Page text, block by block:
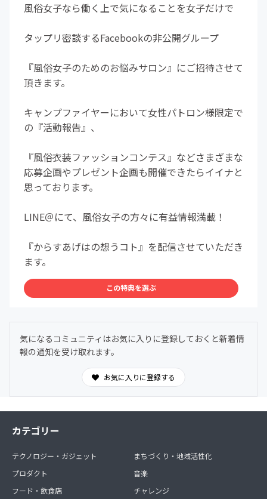
風俗女子なら働く上で気になることを女子だけで
タップリ密談するFacebookの非公開グループ
『風俗女子のためのお悩みサロン』にご招待させて
頂きます。
キャンプファイヤーにおいて女性パトロン様限定で
の『活動報告』、
『風俗衣装ファッションコンテス』などさまざまな
応募企画やプレゼント企画も開催できたらイイナと
思っております。
LINE＠にて、風俗女子の方々に有益情報満載！
『からすあげはの想うコト』を配信させていただき
ます。
この特典を選ぶ
気になるコミュニティはお気に入りに登録しておくと新着情
報の通知を受け取れます。
お気に入りに登録する
カテゴリー
テクノロジー・ガジェット
プロダクト
フード・飲食店
まちづくり・地域活性化
音楽
チャレンジ